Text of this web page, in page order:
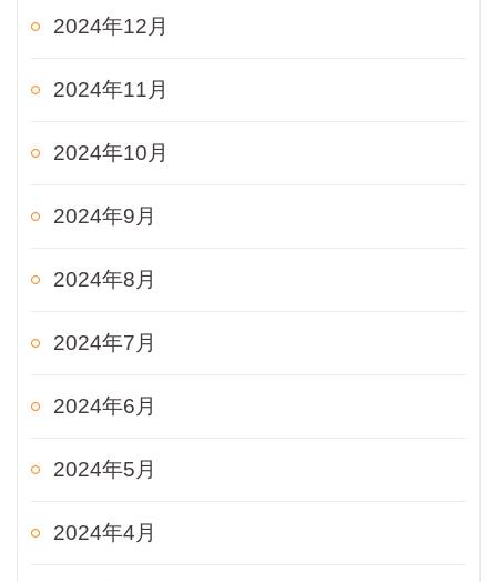
2024年12月
2024年11月
2024年10月
2024年9月
2024年8月
2024年7月
2024年6月
2024年5月
2024年4月